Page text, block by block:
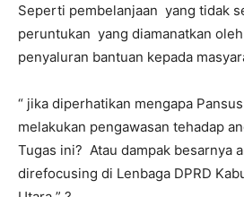
Seperti pembelanjaan yang tidak
peruntukan yang diamanatkan oleh
penyaluran bantuan kepada
“ jika diperhatikan mengapa
melakukan pengawasan tehadap
Tugas ini? Atau dampak besarnya
direfocusing di Lenbaga DPRD